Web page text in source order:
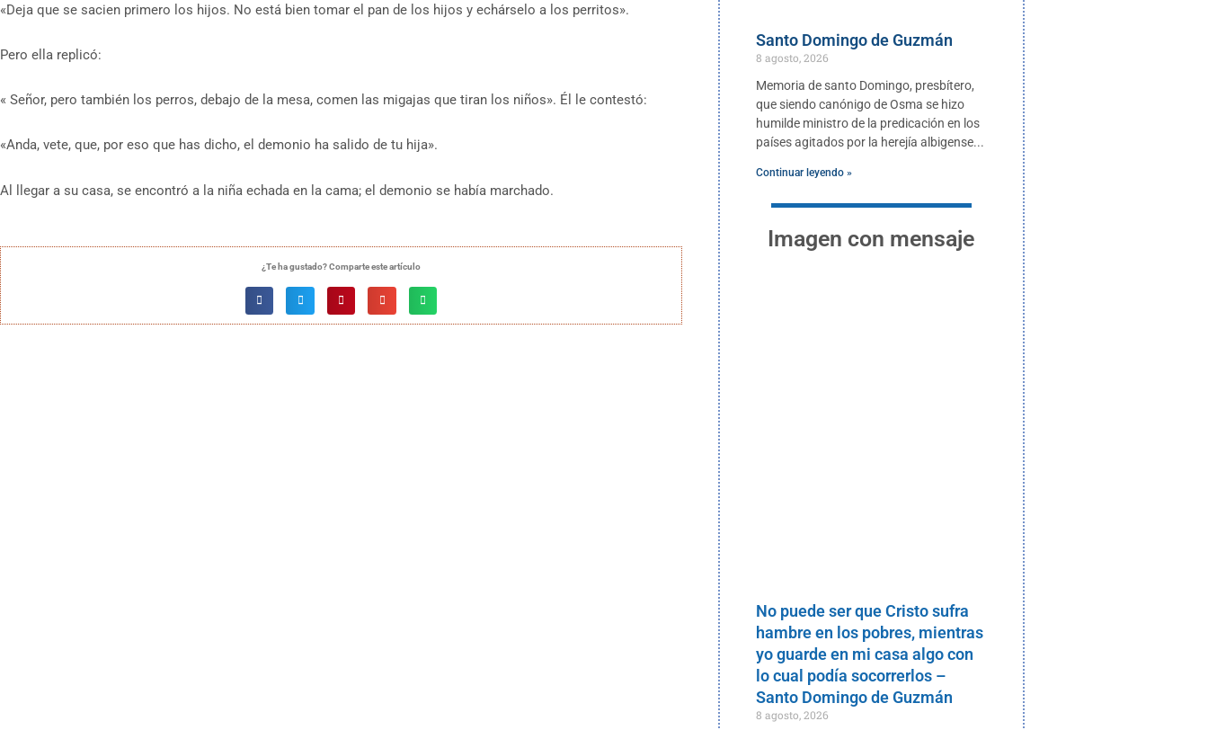
«Deja que se sacien primero los hijos. No está bien tomar el pan de los hijos y echárselo a los perritos».
Pero ella replicó:
« Señor, pero también los perros, debajo de la mesa, comen las migajas que tiran los niños». Él le contestó:
«Anda, vete, que, por eso que has dicho, el demonio ha salido de tu hija».
Al llegar a su casa, se encontró a la niña echada en la cama; el demonio se había marchado.
¿Te ha gustado? Comparte este artículo
Santo Domingo de Guzmán
8 agosto, 2026
Memoria de santo Domingo, presbítero,
que siendo canónigo de Osma se hizo
humilde ministro de la predicación en los
países agitados por la herejía albigense
Continuar leyendo »
Imagen con mensaje
No puede ser que Cristo sufra
hambre en los pobres, mientras
yo guarde en mi casa algo con
lo cual podía socorrerlos –
Santo Domingo de Guzmán
8 agosto, 2026